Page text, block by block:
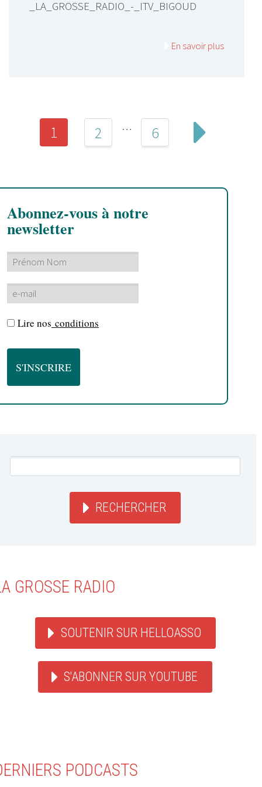
_LA_GROSSE_RADIO_-_ITV_BIGOUD
En savoir plus
1 2 … 6
Abonnez-vous à notre
newsletter
Lire nos conditions
RECHERCHER
GROSSE RADIO
SOUTENIR SUR HELLOASSO
S'ABONNER SUR YOUTUBE
PODCASTS